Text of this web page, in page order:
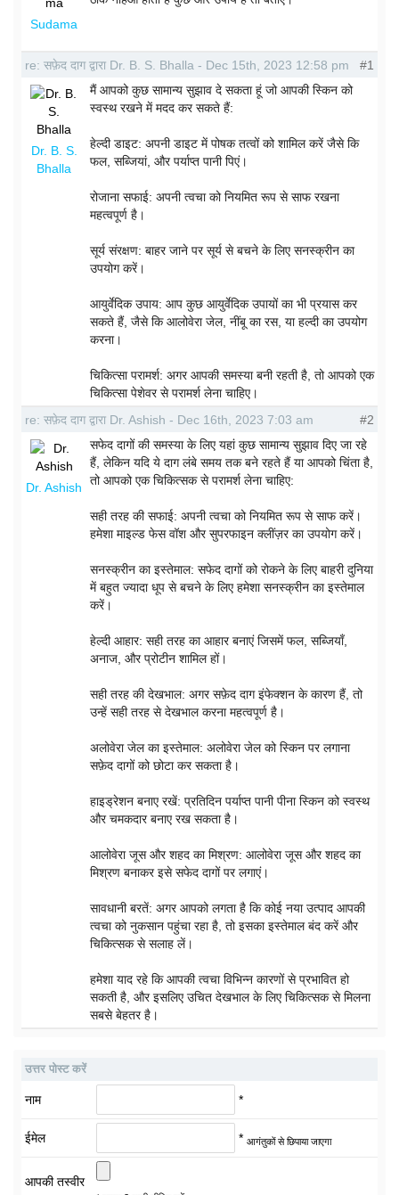
Sudama
re: सफ़ेद दाग द्वारा Dr. B. S. Bhalla - Dec 15th, 2023 12:58 pm #1
Dr. B. S.
Bhalla
मैं आपको कुछ सामान्य सुझाव दे सकता हूं जो आपकी स्किन को
स्वस्थ रखने में मदद कर सकते हैं:
हेल्दी डाइट: अपनी डाइट में पोषक तत्वों को शामिल करें जैसे कि
फल, सब्जियां, और पर्याप्त पानी पिएं।
रोजाना सफाई: अपनी त्वचा को नियमित रूप से साफ रखना
महत्वपूर्ण है।
सूर्य संरक्षण: बाहर जाने पर सूर्य से बचने के लिए सनस्क्रीन का
उपयोग करें।
आयुर्वेदिक उपाय: आप कुछ आयुर्वेदिक उपायों का भी प्रयास कर
सकते हैं, जैसे कि आलोवेरा जेल, नींबू का रस, या हल्दी का उपयोग
करना।
चिकित्सा परामर्श: अगर आपकी समस्या बनी रहती है, तो आपको एक
चिकित्सा पेशेवर से परामर्श लेना चाहिए।
re: सफ़ेद दाग द्वारा Dr. Ashish - Dec 16th, 2023 7:03 am
#2
Dr. Ashish
सफेद दागों की समस्या के लिए यहां कुछ सामान्य सुझाव दिए जा रहे
हैं, लेकिन यदि ये दाग लंबे समय तक बने रहते हैं या आपको चिंता है,
तो आपको एक चिकित्सक से परामर्श लेना चाहिए:
सही तरह की सफाई: अपनी त्वचा को नियमित रूप से साफ करें।
हमेशा माइल्ड फेस वॉश और सुपरफाइन क्लींज़र का उपयोग करें।
सनस्क्रीन का इस्तेमाल: सफेद दागों को रोकने के लिए बाहरी दुनिया
में बहुत ज्यादा धूप से बचने के लिए हमेशा सनस्क्रीन का इस्तेमाल
करें।
हेल्दी आहार: सही तरह का आहार बनाएं जिसमें फल, सब्जियाँ,
अनाज, और प्रोटीन शामिल हों।
सही तरह की देखभाल: अगर सफ़ेद दाग इंफेक्शन के कारण हैं, तो
उन्हें सही तरह से देखभाल करना महत्वपूर्ण है।
अलोवेरा जेल का इस्तेमाल: अलोवेरा जेल को स्किन पर लगाना
सफ़ेद दागों को छोटा कर सकता है।
हाइड्रेशन बनाए रखें: प्रतिदिन पर्याप्त पानी पीना स्किन को स्वस्थ
और चमकदार बनाए रख सकता है।
आलोवेरा जूस और शहद का मिश्रण: आलोवेरा जूस और शहद का
मिश्रण बनाकर इसे सफेद दागों पर लगाएं।
सावधानी बरतें: अगर आपको लगता है कि कोई नया उत्पाद आपकी
त्वचा को नुकसान पहुंचा रहा है, तो इसका इस्तेमाल बंद करें और
चिकित्सक से सलाह लें।
हमेशा याद रहे कि आपकी त्वचा विभिन्न कारणों से प्रभावित हो
सकती है, और इसलिए उचित देखभाल के लिए चिकित्सक से मिलना
सबसे बेहतर है।
उत्तर पोस्ट करें
नाम *
ईमेल * आगंतुकों से छिपाया जाएगा
आपकी तस्वीर